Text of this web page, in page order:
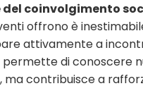
del coinvolgimento
offrono è
attivamente a
permette di conoscere
ma contribuisce a